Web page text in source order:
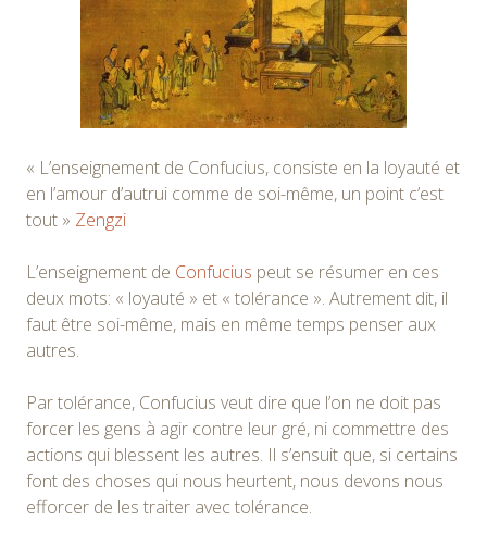
« L’enseignement de Confucius, consiste en la loyauté et
en l’amour d’autrui comme de soi-même, un point c’est
tout » Zengzi
L’enseignement de Confucius peut se résumer en ces
deux mots: « loyauté » et « tolérance ». Autrement dit, il
faut être soi-même, mais en même temps penser aux
autres.
Par tolérance, Confucius veut dire que l’on ne doit pas
forcer les gens à agir contre leur gré, ni commettre des
actions qui blessent les autres. Il s’ensuit que, si certains
font des choses qui nous heurtent, nous devons nous
efforcer de les traiter avec tolérance.